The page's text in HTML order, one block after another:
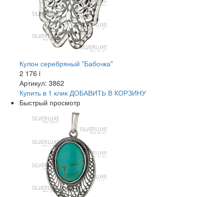
Кулон серебряный "Бабочка"
2 176 i
Артикул: 3862
Купить в 1 клик ДОБАВИТЬ В КОРЗИНУ
Быстрый просмотр